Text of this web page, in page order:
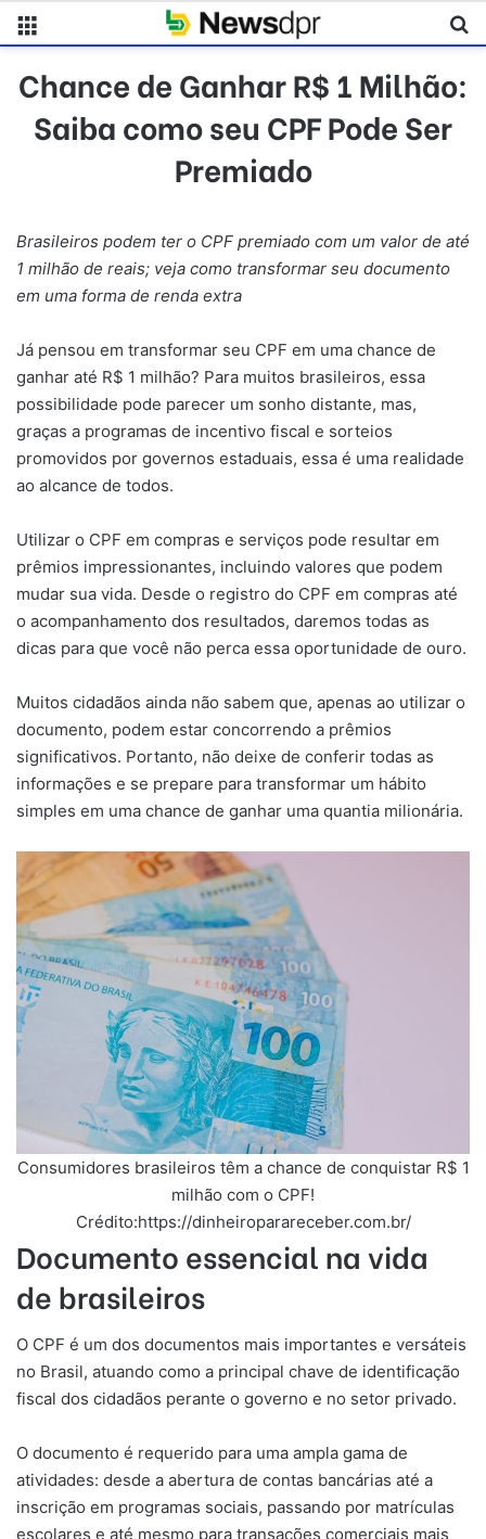
Chance de Ganhar R$ 1 Milhão:
Saiba como seu CPF Pode Ser
Premiado
Brasileiros podem ter o CPF premiado com um valor de até
1 milhão de reais; veja como transformar seu documento
em uma forma de renda extra
Já pensou em transformar seu CPF em uma chance de
ganhar até R$ 1 milhão? Para muitos brasileiros, essa
possibilidade pode parecer um sonho distante, mas,
graças a programas de incentivo fiscal e sorteios
promovidos por governos estaduais, essa é uma realidade
ao alcance de todos.
Utilizar o CPF em compras e serviços pode resultar em
prêmios impressionantes, incluindo valores que podem
mudar sua vida. Desde o registro do CPF em compras até
o acompanhamento dos resultados, daremos todas as
dicas para que você não perca essa oportunidade de ouro.
Muitos cidadãos ainda não sabem que, apenas ao utilizar o
documento, podem estar concorrendo a prêmios
significativos. Portanto, não deixe de conferir todas as
informações e se prepare para transformar um hábito
simples em uma chance de ganhar uma quantia milionária.
Consumidores brasileiros têm a chance de conquistar R$ 1
milhão com o CPF!
Crédito:https://dinheiroparareceber.com.br/
Documento essencial na vida
de brasileiros
O CPF é um dos documentos mais importantes e versáteis
no Brasil, atuando como a principal chave de identificação
fiscal dos cidadãos perante o governo e no setor privado.
O documento é requerido para uma ampla gama de
atividades: desde a abertura de contas bancárias até a
inscrição em programas sociais, passando por matrículas
escolares e até mesmo para transações comerciais mais